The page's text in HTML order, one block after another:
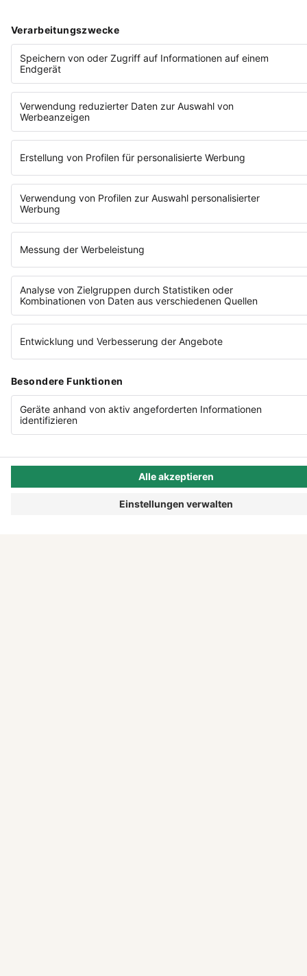
DU HAST AUCH EINE
GESCHICHTE. ERZÄHL SIE UNS.
Erzähl uns, wie du angefangen hast, woran du
Wir geben deiner Geschichte die Bühne. Und du
machst anderen Mut, es auch zu wagen.
ERZÄHL DEINE GESCHICHTE